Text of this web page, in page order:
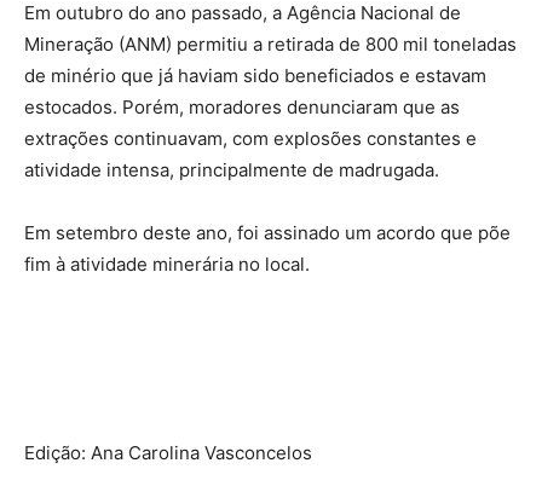
Em outubro do ano passado, a Agência Nacional de
Mineração (ANM) permitiu a retirada de 800 mil toneladas
de minério que já haviam sido beneficiados e estavam
estocados. Porém, moradores denunciaram que as
extrações continuavam, com explosões constantes e
atividade intensa, principalmente de madrugada.
Em setembro deste ano, foi assinado um acordo que põe
fim à atividade minerária no local.
Edição: Ana Carolina Vasconcelos